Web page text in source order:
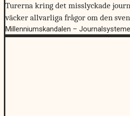
Turerna kring det misslyckade
väcker allvarliga frågor om den
Millenniumskandalen –